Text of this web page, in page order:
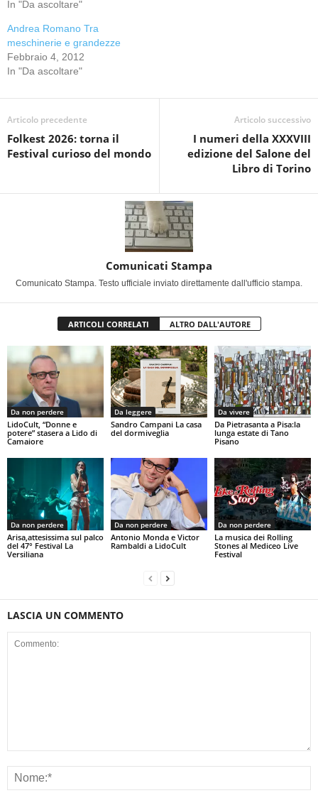
In "Da ascoltare"
Andrea Romano Tra
meschinerie e grandezze
Febbraio 4, 2012
In "Da ascoltare"
Articolo precedente
Folkest 2026: torna il
Festival curioso del mondo
Articolo successivo
I numeri della XXXVIII
edizione del Salone del
Libro di Torino
Comunicati Stampa
Comunicato Stampa. Testo ufficiale inviato direttamente dall'ufficio stampa.
ARTICOLI CORRELATI ALTRO DALL'AUTORE
Da non perdere
LidoCult, “Donne e
potere” stasera a Lido di
Camaiore
Da leggere
Sandro Campani La casa
del dormiveglia
Da vivere
Da Pietrasanta a Pisa:la
lunga estate di Tano
Pisano
Da non perdere
Arisa,attesissima sul palco
del 47° Festival La
Versiliana
Da non perdere
Antonio Monda e Victor
Rambaldi a LidoCult
Da non perdere
La musica dei Rolling
Stones al Mediceo Live
Festival
LASCIA UN COMMENTO